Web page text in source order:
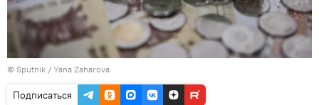
© Sputnik / Yana Zaharova
Подписаться